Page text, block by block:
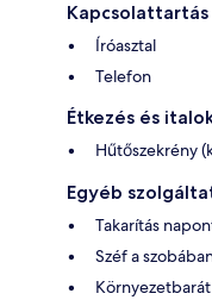
Kapcsolattartás
Íróasztal
Telefon
Étkezés és
Hűtőszekrény
Egyéb
Takarítás
Széf a